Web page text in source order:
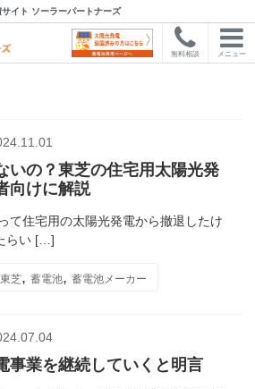
イト ソーラーパートナーズ
無料相談 メニュー
いの？東芝の住宅用太陽光発
向けに解説
て住宅用の太陽光発電から撤退したけ
らい […]
東芝, 蓄電池, 蓄電池メーカー
事業を継続していくと明言